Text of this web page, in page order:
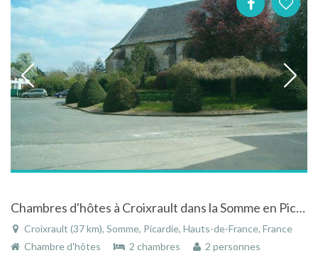
Chambres d'hôtes à Croixrault dans la Somme en Picardie
Croixrault (37 km), Somme, Picardie, Hauts-de-France, France
Chambre d'hôtes
2 chambres 2 personnes